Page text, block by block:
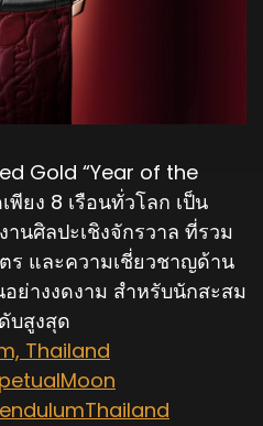
Gold “Year of the
ยง 8 เรือนทั่วโลก เป็น
นศิลปะเชิงจักรวาล ที่รวม
และความเชี่ยวชาญด้าน
ย่างงดงาม สำหรับนักสะสม
บสูงสุด
Thailand